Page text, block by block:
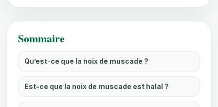
Sommaire
Qu’est-ce que la noix de muscade ?
Est-ce que la noix de muscade est halal ?